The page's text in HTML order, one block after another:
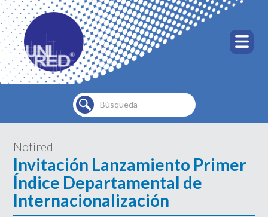
Buscar...
Notired
Invitación Lanzamiento Primer
Índice Departamental de
Internacionalización